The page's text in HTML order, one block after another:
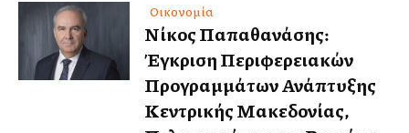
Οικονομία
Νίκος Παπαθανάσης:
Έγκριση Περιφερειακών
Προγραμμάτων Ανάπτυξης
Κεντρικής Μακεδονίας,